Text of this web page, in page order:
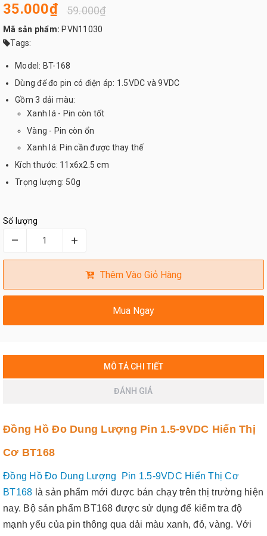
35.000₫ 59.000₫
Mã sản phẩm: PVN11030
Tags:
Model: BT-168
Dùng để đo pin có điện áp: 1.5VDC và 9VDC
Gồm 3 dải màu:
Xanh lá - Pin còn tốt
Vàng - Pin còn ổn
Xanh lá: Pin cần được thay thế
Kích thước: 11x6x2.5 cm
Trọng lượng: 50g
Số lượng
– +
Thêm Vào Giỏ Hàng
Mua Ngay
MÔ TẢ CHI TIẾT
ĐÁNH GIÁ
Đồng Hồ Đo Dung Lượng Pin 1.5-9VDC Hiển Thị
Cơ BT168
Đồng Hồ Đo Dung Lượng Pin 1.5-9VDC Hiển Thị Cơ
BT168 là sản phẩm mới được bán chạy trên thị trường hiện
nay. Bộ sản phẩm BT168 được sử dụng để kiểm tra độ
mạnh yếu của pin thông qua dải màu xanh, đỏ, vàng. Với